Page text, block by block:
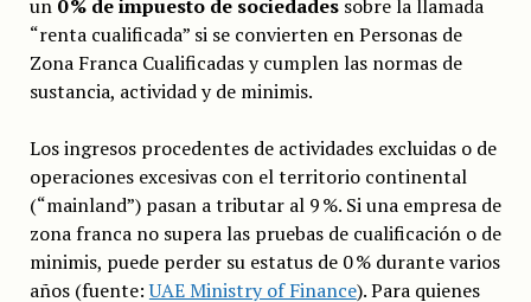
un 0 % de impuesto de sociedadessobre la llamada
“renta cualificada” si se convierten en Personas de
Zona Franca Cualificadas y cumplen las normas de
sustancia, actividad y de minimis.
Los ingresos procedentes de actividades excluidas o de
operaciones excesivas con el territorio continental
(“mainland”) pasan a tributar al 9 %. Si una empresa de
zona franca no supera las pruebas de cualificación o de
minimis, puede perder su estatus de 0 % durante varios
años (fuente:UAE Ministry of Finance). Para quienes